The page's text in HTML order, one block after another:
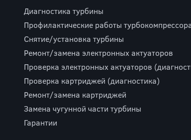
Диагностика турбины
Профилактические работы
Снятие/установка турбины
Ремонт/замена электронных актуаторов
Проверка электронных актуаторов
Проверка картриджей (диагностика)
Ремонт/замена картриджей
Замена чугунной части турбины
Гарантии